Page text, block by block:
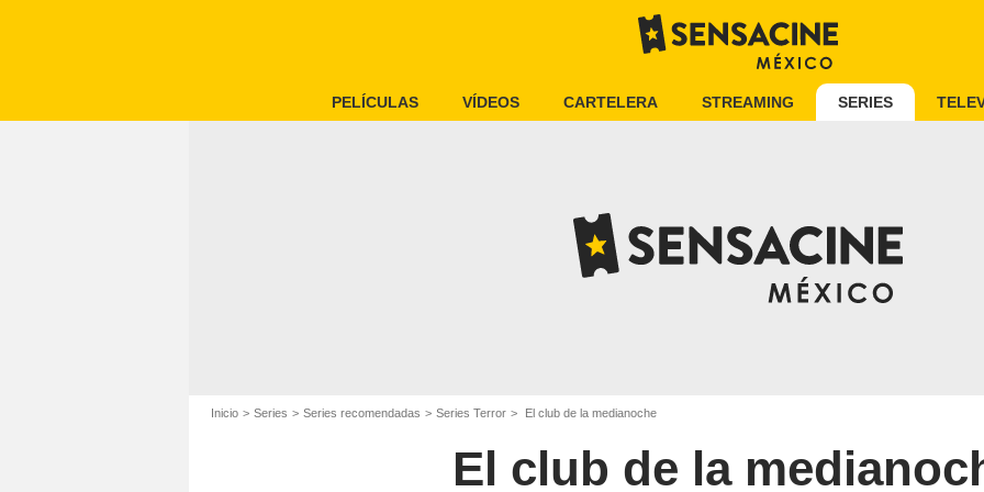
PELÍCULAS VÍDEOS CARTELERA STREAMING SERIES
Inicio Series Series recomendadas Series Terror El club de la medianoche
El club de la